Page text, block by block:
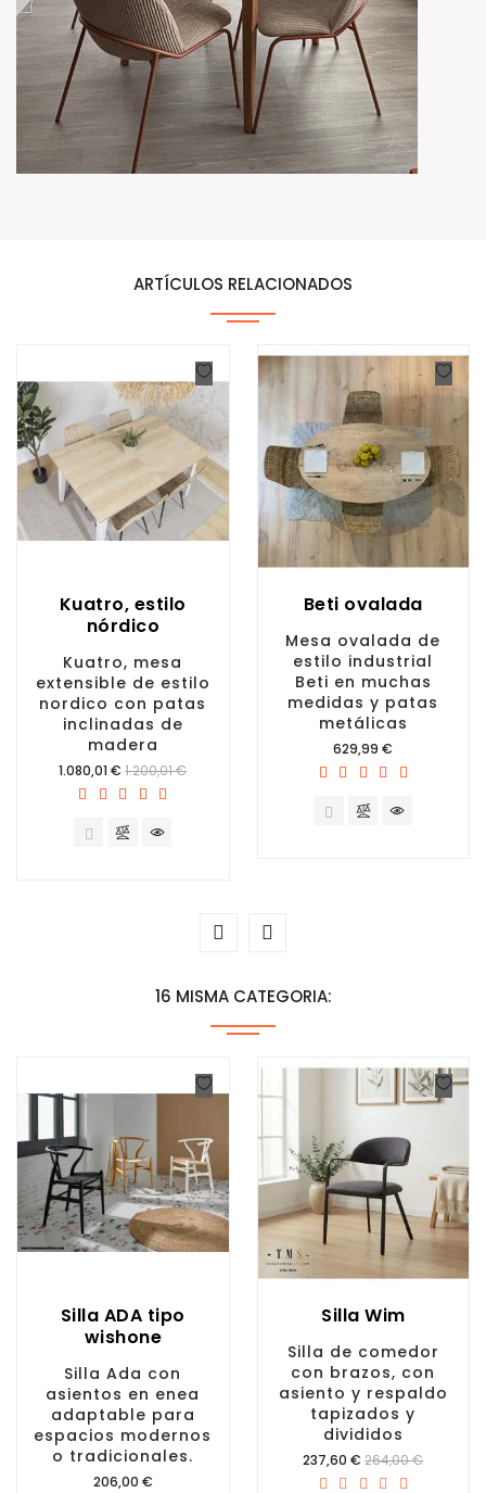
ARTÍCULOS RELACIONADOS
Kuatro, estilo
nórdico
Kuatro, mesa
extensible de estilo
nordico con patas
inclinadas de
madera
Precio
1.080,01 € 1.200,01 €
Beti ovalada
Mesa ovalada de
estilo industrial
Beti en muchas
medidas y patas
metálicas
Precio
629,99 €
16 MISMA CATEGORIA:
Silla ADA tipo
wishone
Silla Ada con
asientos en enea
adaptable para
espacios modernos
o tradicionales.
Precio
206,00 €
Silla Wim
Silla de comedor
con brazos, con
asiento y respaldo
tapizados y
divididos
Precio
237,60 € 264,00 €